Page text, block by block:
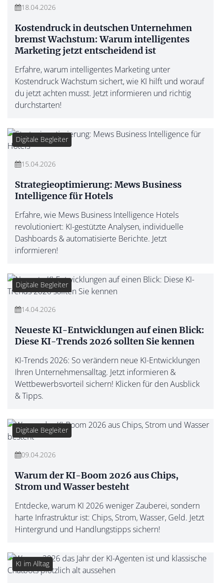
18.04.2026
Kostendruck in deutschen Unternehmen
bremst Wachstum: Warum intelligentes
Marketing jetzt entscheidend ist
Erfahre, warum intelligentes Marketing unter
Kostendruck Wachstum sichert, wie KI hilft und worauf
du jetzt achten musst. Jetzt informieren und richtig
durchstarten!
Digitale Begleiter
15.04.2026
Strategieoptimierung: Mews Business
Intelligence für Hotels
Erfahre, wie Mews Business Intelligence Hotels
revolutioniert: KI-gestützte Analysen, individuelle
Dashboards & automatisierte Berichte. Jetzt
informieren!
Digitale Begleiter
14.04.2026
Neueste KI-Entwicklungen auf einen Blick:
Diese KI-Trends 2026 sollten Sie kennen
KI-Trends 2026: So verändern neue KI-Entwicklungen
Ihren Unternehmensalltag. Jetzt informieren &
Wettbewerbsvorteil sichern! Klicken für den Ausblick
& Tipps.
Digitale Begleiter
09.04.2026
Warum der KI-Boom 2026 aus Chips,
Strom und Wasser besteht
Entdecke, warum KI 2026 weniger Zauberei, sondern
harte Infrastruktur ist: Chips, Strom, Wasser, Geld. Jetzt
Hintergrund und Handlungstipps sichern!
KI im Alltag